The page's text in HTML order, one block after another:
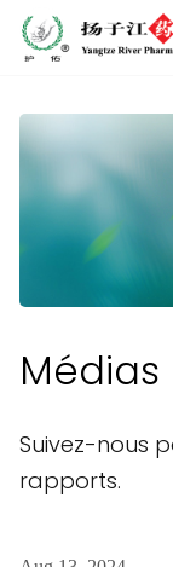
Médias
Suivez-nous
rapports.